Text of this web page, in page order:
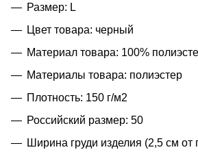
Размер: L
Цвет товара: черный
Материал товара: 100%
Материалы товара: полиэстер
Плотность: 150 г/м2
Российский размер: 50
Ширина груди изделия (2,5 см